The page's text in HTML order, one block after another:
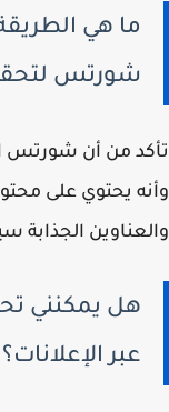
ما هي
شورتس
تأكد من أن شورتس
وأنه يحتوي على
والعناوين
هل يمكنني
عبر الإعلانات؟